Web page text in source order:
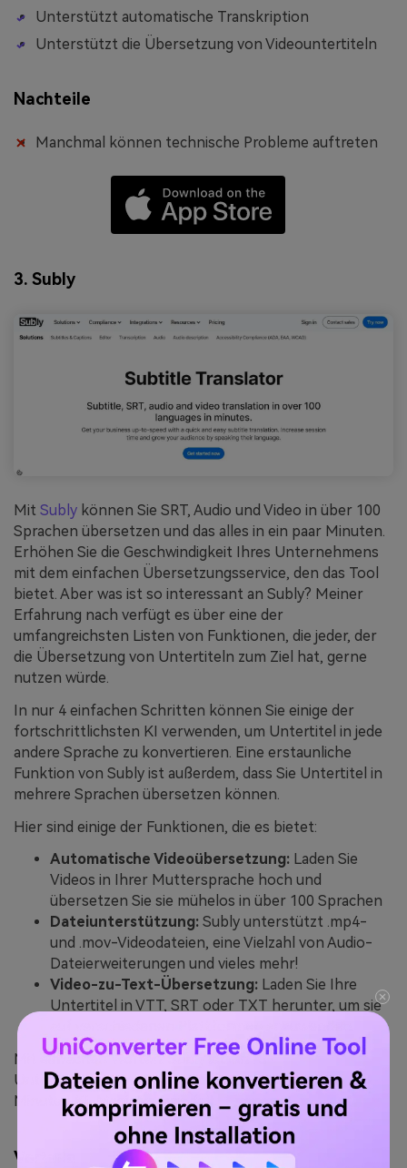
Unterstützt automatische Transkription
Unterstützt die Übersetzung von Videountertiteln
Nachteile
Manchmal können technische Probleme auftreten
3. Subly
Mit Subly können Sie SRT, Audio und Video in über 100
Sprachen übersetzen und das alles in ein paar Minuten.
Erhöhen Sie die Geschwindigkeit Ihres Unternehmens
mit dem einfachen Übersetzungsservice, den das Tool
bietet. Aber was ist so interessant an Subly? Meiner
Erfahrung nach verfügt es über eine der
umfangreichsten Listen von Funktionen, die jeder, der
die Übersetzung von Untertiteln zum Ziel hat, gerne
nutzen würde.
In nur 4 einfachen Schritten können Sie einige der
fortschrittlichsten KI verwenden, um Untertitel in jede
andere Sprache zu konvertieren. Eine erstaunliche
Funktion von Subly ist außerdem, dass Sie Untertitel in
mehrere Sprachen übersetzen können.
Hier sind einige der Funktionen, die es bietet:
Automatische Videoübersetzung: Laden Sie
Videos in Ihrer Muttersprache hoch und
übersetzen Sie sie mühelos in über 100 Sprachen
Dateiunterstützung: Subly unterstützt .mp4-
und .mov-Videodateien, eine Vielzahl von Audio-
Dateierweiterungen und vieles mehr!
Video-zu-Text-Übersetzung: Laden Sie Ihre
Untertitel in VTT, SRT oder TXT herunter, um sie
Mit einfachen Worten: Subly ist ein KI-
Untertitelübersetzer, der 5 Stunden Schnitt in 5
Minuten KI-Magie verwandelt.
Vorteile